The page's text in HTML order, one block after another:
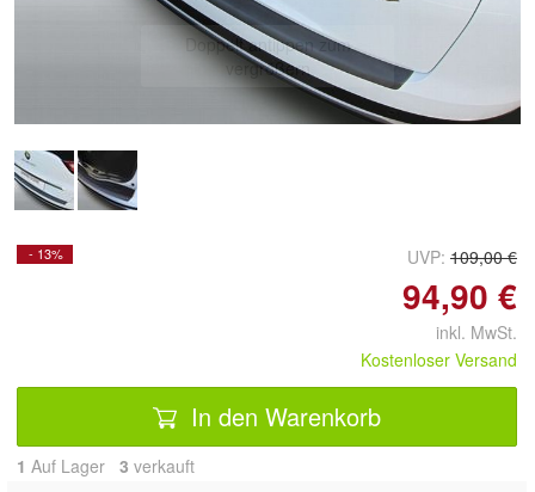
Doppelt antippen zum
vergrößern
- 13% UVP: 109,00 €
94,90 €
inkl. MwSt.
Kostenloser Versand
In den Warenkorb
1 Auf Lager 3 verkauft